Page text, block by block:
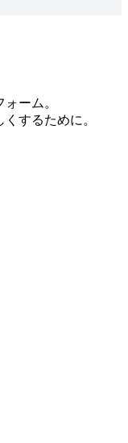
ーム。
するために。